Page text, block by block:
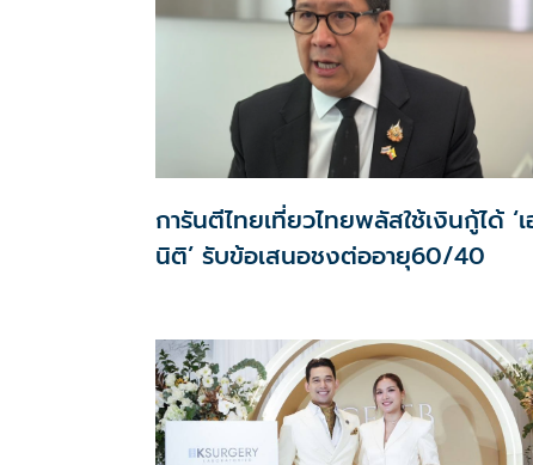
การันตีไทยเที่ยวไทยพลัสใช้เงินกู้ได้ ‘
นิติ’ รับข้อเสนอชงต่ออายุ60/40